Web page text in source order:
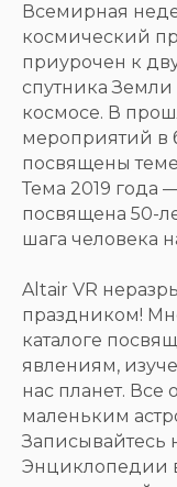
Всемирная
космический
приурочен к
спутника
космосе. В
мероприятий в
посвящены
Тема 2019 года
посвящена 50-
шага человека
Altair VR
праздником!
каталоге
явлениям,
нас планет. Все
маленьким
Записывайтесь
Энциклопедии